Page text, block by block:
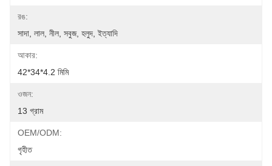
রঙ:
সাদা, লাল, নীল, সবুজ, হলুদ, ইত্যাদি
আকার:
42*34*4.2 মিমি
ওজন:
13 গ্রাম
OEM/ODM:
গৃহীত